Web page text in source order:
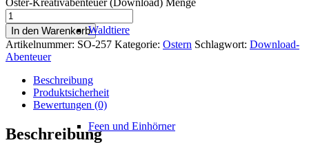
Waldtiere
Feen und Einhörner
Oster-Kreativabenteuer (Download) Menge
In den Warenkorb
Artikelnummer: SO-257 Kategorie: Ostern Schlagwort: Download-
Abenteuer
Beschreibung
Produktsicherheit
Bewertungen (0)
Beschreibung